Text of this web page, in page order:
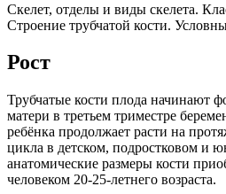
Скелет, отделы и виды скелета.
Строение трубчатой кости.
Рост
Трубчатые кости плода начинают
матери в третьем триместре
ребёнка продолжает расти на
цикла в детском, подростковом и
анатомические размеры кости
человеком 20-25-летнего возраста.